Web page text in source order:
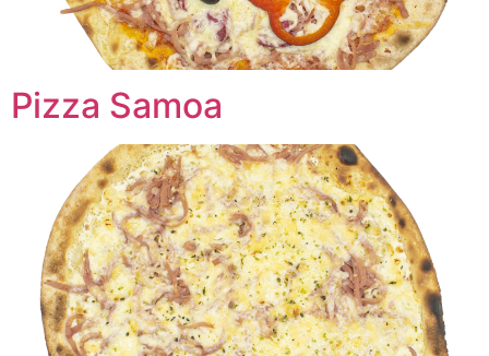
Pizza Samoa